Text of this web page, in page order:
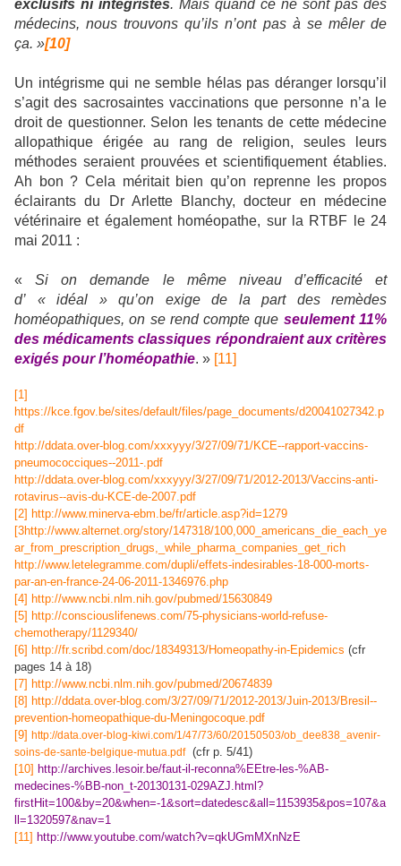
exclusifs ni intégristes. Mais quand ce ne sont pas des
médecins, nous trouvons qu’ils n’ont pas à se mêler de
ça. »[10]
Un intégrisme qui ne semble hélas pas déranger lorsqu’il
s’agit des sacrosaintes vaccinations que personne n’a le
droit de questionner. Selon les tenants de cette médecine
allopathique érigée au rang de religion, seules leurs
méthodes seraient prouvées et scientifiquement établies.
Ah bon ? Cela méritait bien qu’on reprenne les propos
éclairants du Dr Arlette Blanchy, docteur en médecine
vétérinaire et également homéopathe, sur la RTBF le 24
mai 2011 :
«Si on demande le même niveau d’efficacité et
d’ « idéal » qu’on exige de la part des remèdes
homéopathiques, on se rend compte que seulement 11%
des médicaments classiques répondraient aux critères
exigés pour l’homéopathie. » [11]
[1]
https://kce.fgov.be/sites/default/files/page_documents/d20041027342.p
df
http://ddata.over-blog.com/xxxyyy/3/27/09/71/KCE--rapport-vaccins-
pneumococciques--2011-.pdf
http://ddata.over-blog.com/xxxyyy/3/27/09/71/2012-2013/Vaccins-anti-
rotavirus--avis-du-KCE-de-2007.pdf
[2] http://www.minerva-ebm.be/fr/article.asp?id=1279
[3http://www.alternet.org/story/147318/100,000_americans_die_each_ye
ar_from_prescription_drugs,_while_pharma_companies_get_rich
http://www.letelegramme.com/dupli/effets-indesirables-18-000-morts-
par-an-en-france-24-06-2011-1346976.php
[4] http://www.ncbi.nlm.nih.gov/pubmed/15630849
[5] http://consciouslifenews.com/75-physicians-world-refuse-
chemotherapy/1129340/
[6] http://fr.scribd.com/doc/18349313/Homeopathy-in-Epidemics (cfr
pages 14 à 18)
[7] http://www.ncbi.nlm.nih.gov/pubmed/20674839
[8] http://ddata.over-blog.com/3/27/09/71/2012-2013/Juin-2013/Bresil--
prevention-homeopathique-du-Meningocoque.pdf
[9] http://data.over-blog-kiwi.com/1/47/73/60/20150503/ob_dee838_avenir-
soins-de-sante-belgique-mutua.pdf (cfr p. 5/41)
[10] http://archives.lesoir.be/faut-il-reconna%EEtre-les-%AB-
medecines-%BB-non_t-20130131-029AZJ.html?
firstHit=100&by=20&when=-1&sort=datedesc&all=1153935&pos=107&a
ll=1320597&nav=1
[11] http://www.youtube.com/watch?v=qkUGmMXnNzE